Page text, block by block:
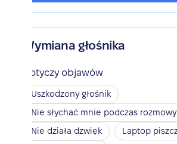
Wymiana głośnika
Dotyczy objawów
Uszkodzony głośnik
Nie słychać mnie podczas rozmowy
Nie działa dzwięk
Laptop